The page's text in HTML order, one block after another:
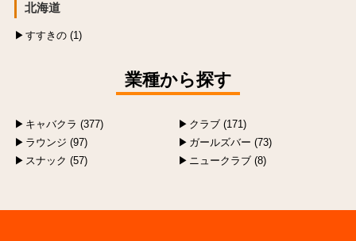
北海道
すすきの (1)
業種から探す
キャバクラ (377)
クラブ (171)
ラウンジ (97)
ガールズバー (73)
スナック (57)
ニュークラブ (8)